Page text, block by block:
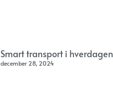
Smart transport i hverdagen
december 28, 2024